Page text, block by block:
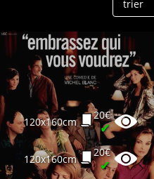
120x160cm
20€
✔
120x160cm
20€
✔